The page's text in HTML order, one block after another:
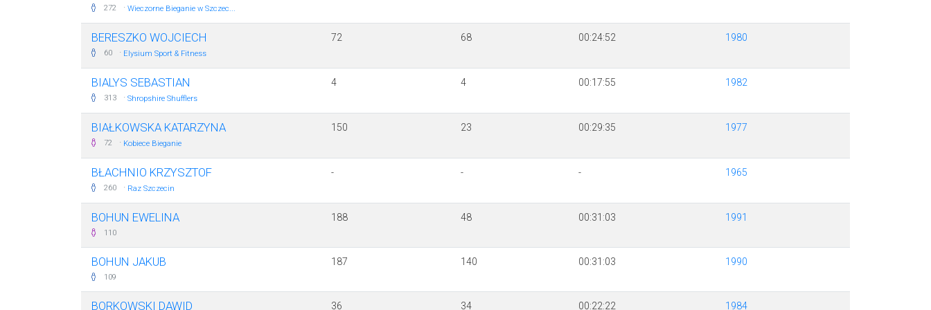
272 · Wieczorne Bieganie w Szczec...
BERESZKO WOJCIECH
60 · Elysium Sport & Fitness
72 68 00:24:52 1980
BIALYS SEBASTIAN
313 · Shropshire Shufflers
4 4 00:17:55 1982
BIAŁKOWSKA KATARZYNA
72 · Kobiece Bieganie
150 23 00:29:35 1977
BŁACHNIO KRZYSZTOF
260 · Raz Szczecin
- - - 1965
BOHUN EWELINA
110
188 48 00:31:03 1991
BOHUN JAKUB
109
187 140 00:31:03 1990
BORKOWSKI DAWID 36 34 00:22:22 1984